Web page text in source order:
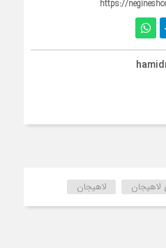
https://
لاهیجان لاهیجان